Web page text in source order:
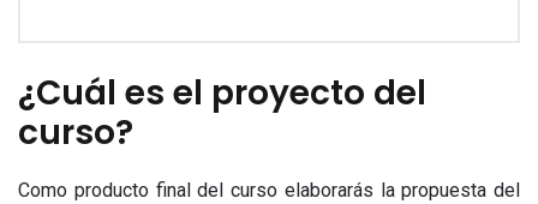
¿Cuál es el proyecto del
curso?
Como producto final del curso elaborarás la propuesta del